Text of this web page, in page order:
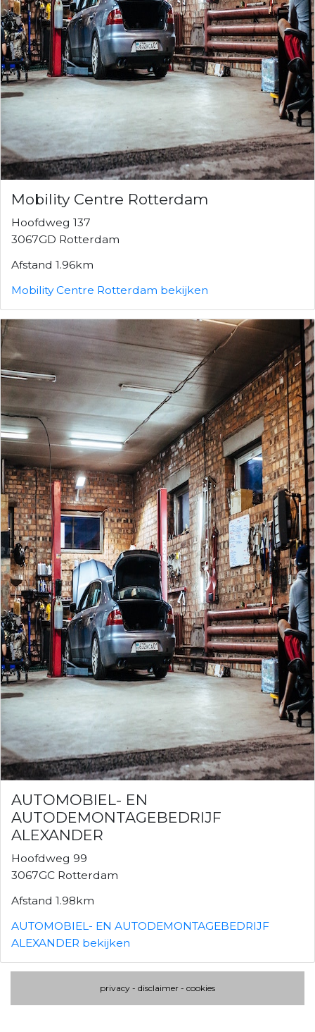
Mobility Centre Rotterdam
Hoofdweg 137
3067GD Rotterdam
Afstand 1.96km
Mobility Centre Rotterdam bekijken
AUTOMOBIEL- EN
AUTODEMONTAGEBEDRIJF
ALEXANDER
Hoofdweg 99
3067GC Rotterdam
Afstand 1.98km
AUTOMOBIEL- EN AUTODEMONTAGEBEDRIJF
ALEXANDER bekijken
privacy - disclaimer - cookies